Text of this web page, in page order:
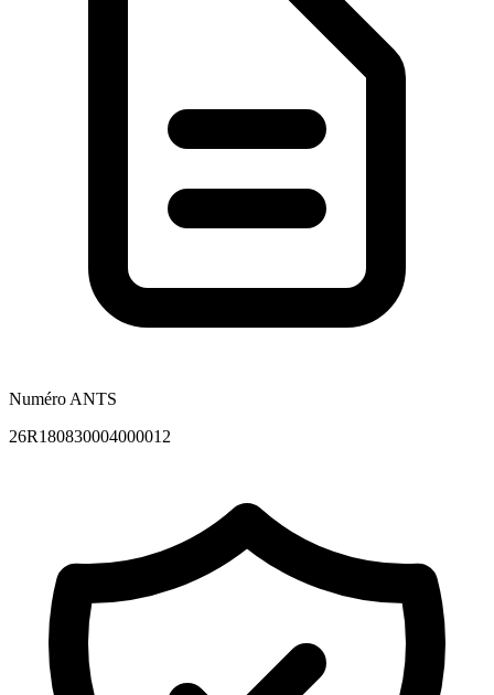
Numéro ANTS
26R180830004000012